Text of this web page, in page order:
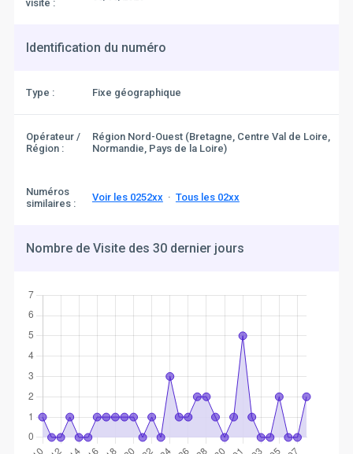
visite :
Identification du numéro
Type : Fixe géographique
Opérateur /
Région :
Région Nord-Ouest (Bretagne, Centre Val de Loire,
Normandie, Pays de la Loire)
Numéros
similaires :
Voir les 0252xx· Tous les 02xx
Nombre de Visite des 30 dernier jours